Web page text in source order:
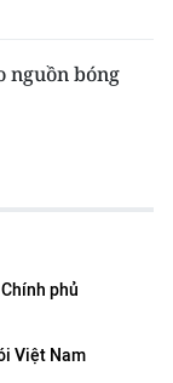
nguồn bóng
phủ
Việt Nam